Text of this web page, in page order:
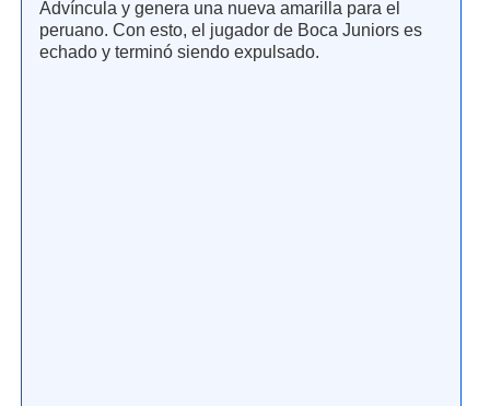
Advíncula y genera una nueva amarilla para el
peruano. Con esto, el jugador de Boca Juniors es
echado y terminó siendo expulsado.